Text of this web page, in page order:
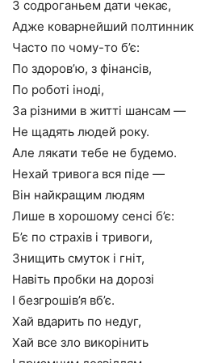
З содроганьем дати чекає,
Адже коварнейший полтинник
Часто по чому-то б’є:
По здоров’ю, з фінансів,
По роботі іноді,
За різними в житті шансам —
Не щадять людей року.
Але лякати тебе не будемо.
Нехай тривога вся піде —
Він найкращим людям
Лише в хорошому сенсі б’є:
Б’є по страхів і тривоги,
Знищить смуток і гніт,
Навіть пробки на дорозі
І безгрошів’я вб’є.
Хай вдарить по недуг,
Хай все зло викорінить